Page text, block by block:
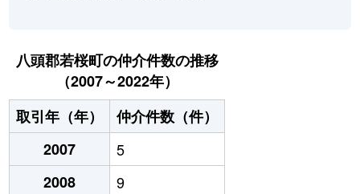
八頭郡若桜町の仲介件数の推移
（2007～2022年）
取引年（年）
仲介件数（件）
2007
5
2008
9